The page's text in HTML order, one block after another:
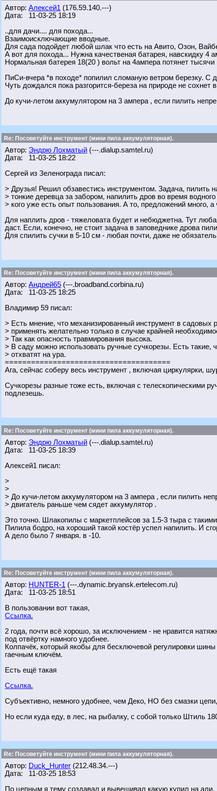
Автор: Алексей1 (176.59.140.---)
Дата: 11-03-25 18:19
..для дачи.... для похода...
Взаимоисключающие вводные.
Для сада подойдет любой шлак что есть на Авито, Озон,
А вот для похода... Нужна качественая батарея, навскидку 4
Нормальная батерея 18(20 ) вольт на 4ампера потянет
ПиСи-вчера *в походе* попилил сломаную ветром березку. С
Чуть дождался пока разгорится-береза на природе не сохнет
До кучи-летом аккумулятором на 3 ампера , если пилить
Re: Посоветуйте инструмент (мини пила аккумуляторная).
Автор: Эндрю Лохматый (---.dialup.samtel.ru)
Дата: 11-03-25 18:22
Сергей из Зеленограда писал:
> Друзья! Решил обзавестись инструментом. Задача, пилить
> тонкие деревца за забором, напилить дров во время
> кого уже есть опыт пользования. А то, предложений много,
Для наплить дров - тяжеловата будет и небюджетна. Тут
даст. Если, конечно, не стоит задача в заповеднике дрова
Для спилить сучки в 5-10 см - любая почти, даже не
Re: Посоветуйте инструмент (мини пила аккумуляторная).
Автор: Андрей65 (---.broadband.corbina.ru)
Дата: 11-03-25 18:25
Владимир 59 писал:
> Есть мнение, что механизированный инструмент в садовых
> применять желательно только в случае крайней
> Так как опасность травмирования высока.
> В саду можно использовать ручные сучкорезы. Есть такие,
> отхватят на ура.
======================================
Ага, сейчас соберу весь инструмент , включая циркулярки,
Сучкорезы разные тоже есть, включая с телескопическими
подлезешь.
Re: Посоветуйте инструмент (мини пила аккумуляторная).
Автор: Эндрю Лохматый (---.dialup.samtel.ru)
Дата: 11-03-25 18:39
Алексей1 писал:
>
>
> До кучи-летом аккумулятором на 3 ампера , если пилить
> двигатель раньше чем сядет аккумулятор .
Это точно. Шлакопилы с маркетплейсов за 1.5-3 тыра с
Пилила бодро, на хороший такой костёр успел напилить. И
А дело было 7 января. в -10.
Re: Посоветуйте инструмент (мини пила аккумуляторная).
Автор: HUNTER-1 (---.dynamic.bryansk.ertelecom.ru)
Дата: 11-03-25 18:51
В пользовании вот такая,
Ссылка.
2 года, почти всё хорошо, за исключением - не нравится
под отвёртку намного удобнее.
Колпачёк, который якобы для бесключевой регулировки
гаечным ключём.
Есть ещё такая
Ссылка.
Субъективно, немного удобнее, чем Деко, НО без смазки
Но если куда еду, в лес, на рыбалку, с собой только Штиль
Re: Посоветуйте инструмент (мини пила аккумуляторная).
Автор: Duck_Hunter (212.48.34.---)
Дата: 11-03-25 18:53
По цепным я тему создавал и вывешивал какую купил на